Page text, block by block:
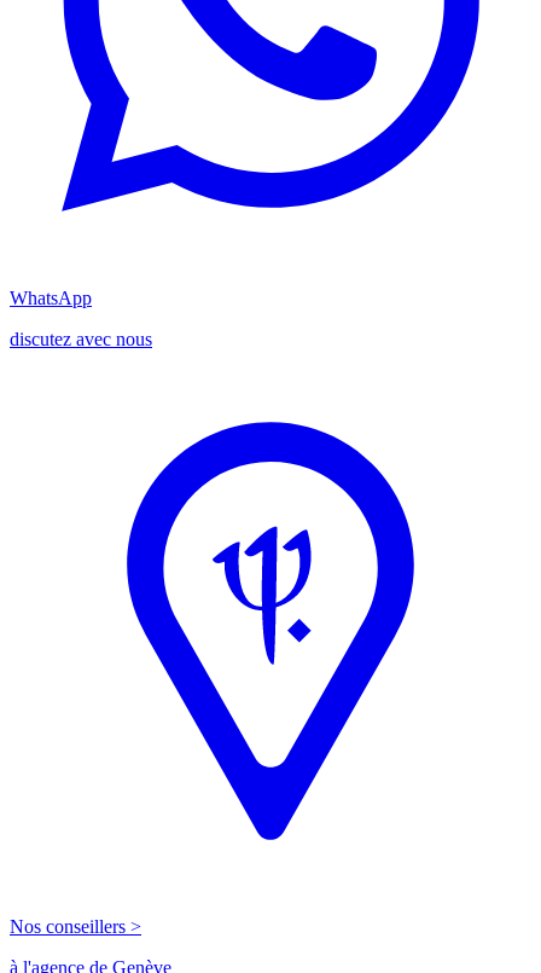
WhatsApp
discutez avec nous
Nos conseillers >
à l'agence de Genève